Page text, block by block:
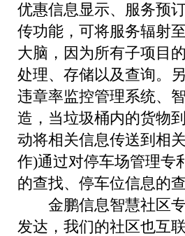
优惠信息显示、服务预
传功能，可将服务辐射
大脑，因为所有子项目
处理、存储以及查询。
违章率监控管理系统、
造，当垃圾桶内的货物
动将相关信息传送到相
作)通过对停车场管理专
的查找、停车位信息的
金鹏信息智慧社区专
发达，我们的社区也互